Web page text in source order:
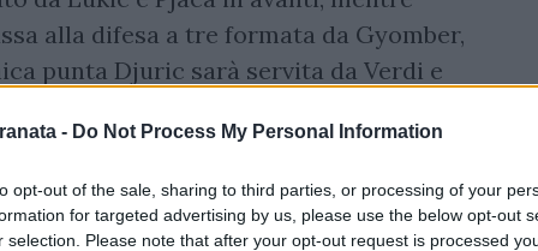
- Do Not Process My Personal Information
opt-out of the sale, sharing to third parties, or processing of your
for targeted advertising by us, please use the below opt-out
selection. Please note that after your opt-out request is processed
alla difesa a tre formata da Gyomber,
punta Djuric sarà servita da Verdi e
di sinistra e destra.
primi minuti di gioco preme la
e un calcio di punizione, senza gli